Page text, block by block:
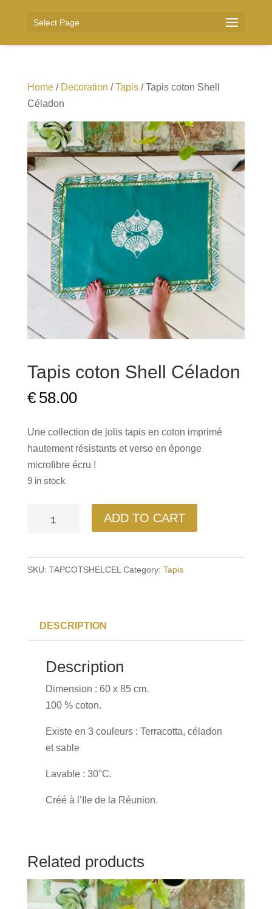
Select Page
Home/ Decoration /Tapis/ Tapis coton Shell
Céladon
Tapis coton Shell Céladon
€ 58.00
Une collection de jolis tapis en coton imprimé
hautement résistants et verso en éponge
microfibre écru !
9 in stock
Céladon
ADD TO CART
SKU: TAPCOTSHELCEL Category: Tapis
DESCRIPTION
Description
Dimension : 60 x 85 cm.
100 % coton.
Existe en 3 couleurs : Terracotta, céladon
et sable
Lavable : 30°C.
Créé à l’Ile de la Réunion.
Related products